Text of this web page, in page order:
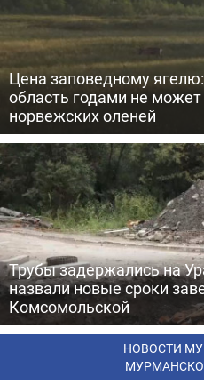
Цена заповедному
область годами не
норвежских оленей
Трубы задержались на
назвали новые сроки
Комсомольской
НОВОСТИ